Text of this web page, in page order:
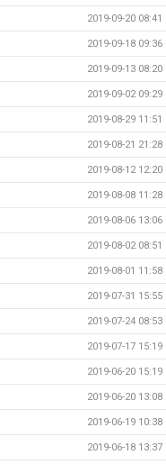
2019-09-20 08:41
2019-09-18 09:36
2019-09-13 08:20
2019-09-02 09:29
2019-08-29 11:51
2019-08-21 21:28
2019-08-12 12:20
2019-08-08 11:28
2019-08-06 13:06
2019-08-02 08:51
2019-08-01 11:58
2019-07-31 15:55
2019-07-24 08:53
2019-07-17 15:19
2019-06-20 15:19
2019-06-20 13:08
2019-06-19 10:38
2019-06-18 13:37